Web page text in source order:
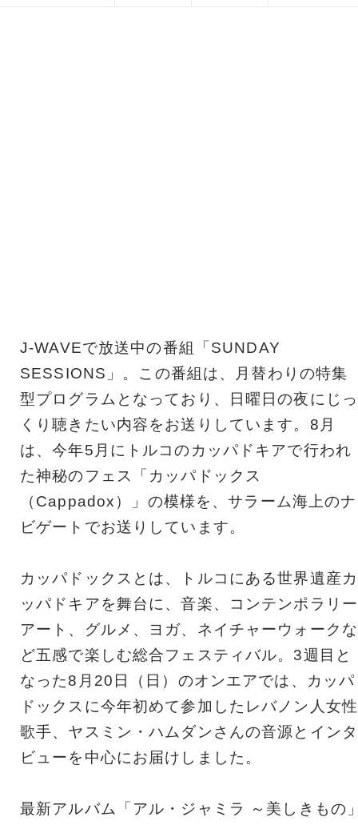
J-WAVEで放送中の番組「SUNDAY
SESSIONS」。この番組は、月替わりの特集
型プログラムとなっており、日曜日の夜にじっ
くり聴きたい内容をお送りしています。8月
は、今年5月にトルコのカッパドキアで行われ
た神秘のフェス「カッパドックス
（Cappadox）」の模様を、サラーム海上のナ
ビゲートでお送りしています。
カッパドックスとは、トルコにある世界遺産カ
ッパドキアを舞台に、音楽、コンテンポラリー
アート、グルメ、ヨガ、ネイチャーウォークな
ど五感で楽しむ総合フェスティバル。3週目と
なった8月20日（日）のオンエアでは、カッパ
ドックスに今年初めて参加したレバノン人女性
歌手、ヤスミン・ハムダンさんの音源とインタ
ビューを中心にお届けしました。
最新アルバム「アル・ジャミラ ～美しきもの